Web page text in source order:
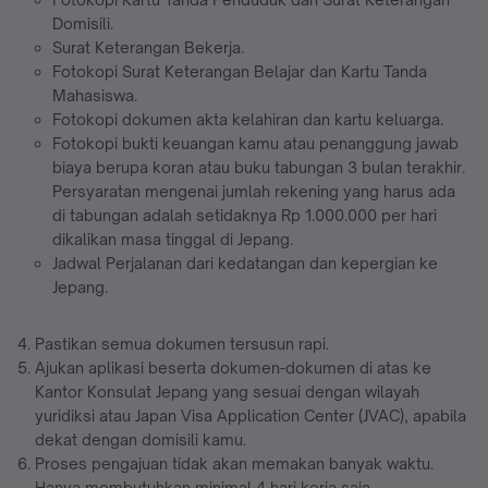
Domisili.
Surat Keterangan Bekerja.
Fotokopi Surat Keterangan Belajar dan Kartu Tanda
Mahasiswa.
Fotokopi dokumen akta kelahiran dan kartu keluarga.
Fotokopi bukti keuangan kamu atau penanggung jawab
biaya berupa koran atau buku tabungan 3 bulan terakhir.
Persyaratan mengenai jumlah rekening yang harus ada
di tabungan adalah setidaknya Rp 1.000.000 per hari
dikalikan masa tinggal di Jepang.
Jadwal Perjalanan dari kedatangan dan kepergian ke
Jepang.
Pastikan semua dokumen tersusun rapi.
Ajukan aplikasi beserta dokumen-dokumen di atas ke
Kantor Konsulat Jepang yang sesuai dengan wilayah
yuridiksi atau Japan Visa Application Center (JVAC), apabila
dekat dengan domisili kamu.
Proses pengajuan tidak akan memakan banyak waktu.